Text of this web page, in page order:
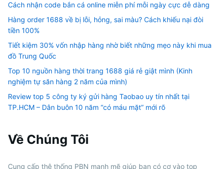
Cách nhận code bắn cá online miễn phí mỗi ngày cực dễ dàng
Hàng order 1688 về bị lỗi, hỏng, sai màu? Cách khiếu nại đòi
tiền 100%
Tiết kiệm 30% vốn nhập hàng nhờ biết những mẹo này khi mua
đồ Trung Quốc
Top 10 nguồn hàng thời trang 1688 giá rẻ giật mình (Kinh
nghiệm tự săn hàng 2 năm của mình)
Review top 5 công ty ký gửi hàng Taobao uy tín nhất tại
TP.HCM – Dân buôn 10 năm “có máu mặt” mới rõ
Về Chúng Tôi
Cung cấp thệ thống PBN mạnh mẽ giúp bạn có cơ vào top